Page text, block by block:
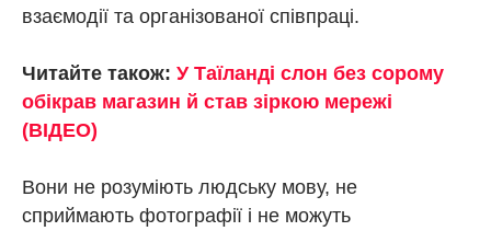
взаємодії та організованої співпраці.
Читайте також: У Таїланді слон без сорому
обікрав магазин й став зіркою мережі
(ВІДЕО)
Вони не розуміють людську мову, не
сприймають фотографії і не можуть